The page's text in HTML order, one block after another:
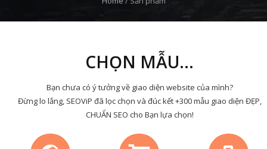
CHỌN MẪU...
Bạn chưa có ý tưởng về giao diện website của mình?
Đừng lo lắng, SEOViP đã lọc chọn và đúc kết +300 mẫu giao diện ĐẸP,
CHUẨN SEO cho Bạn lựa chọn!